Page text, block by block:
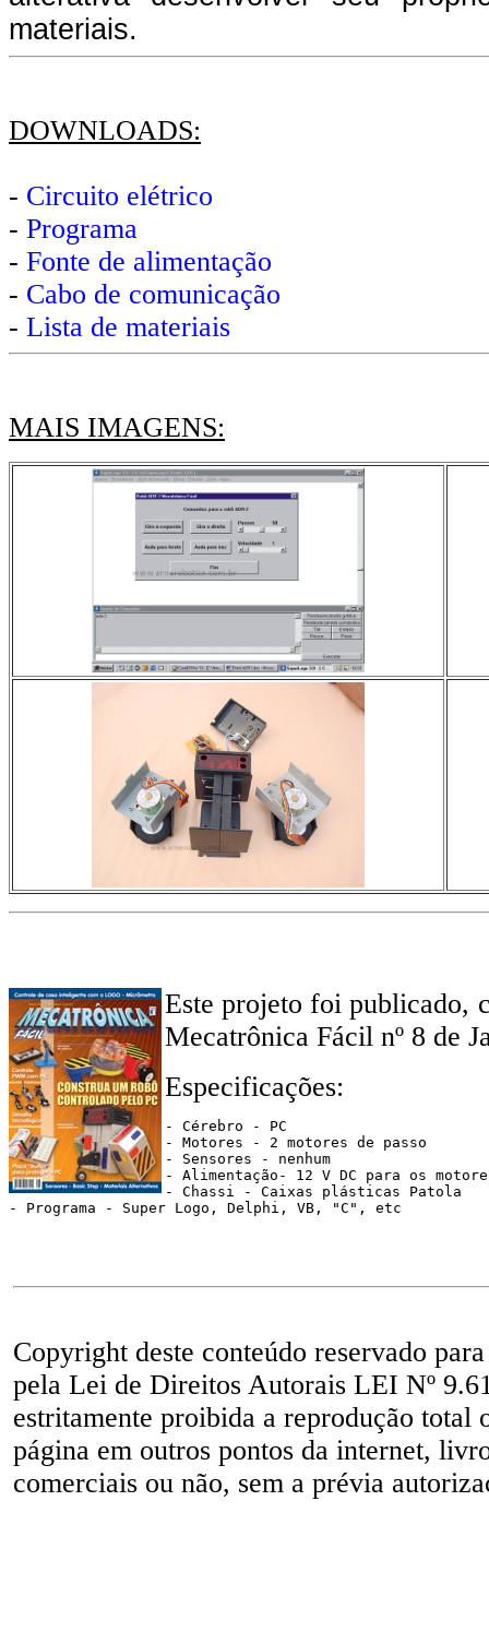
materiais.
DOWNLOADS:
- Circuito elétrico
- Programa
- Fonte de alimentação
- Cabo de comunicação
- Lista de materiais
MAIS IMAGENS:
Este projeto foi publicado,
Mecatrônica Fácil nº 8 de
Especificações:
- Cérebro - PC
- Motores - 2 motores de passo
- Sensores - nenhum
- Alimentação- 12 V DC para os
- Chassi - Caixas plásticas Patola
- Programa - Super Logo, Delphi, VB, "C", etc
Copyright deste conteúdo reservado
pela Lei de Direitos Autorais LEI Nº
estritamente proibida a reprodução total
página em outros pontos da internet,
comerciais ou não, sem a prévia